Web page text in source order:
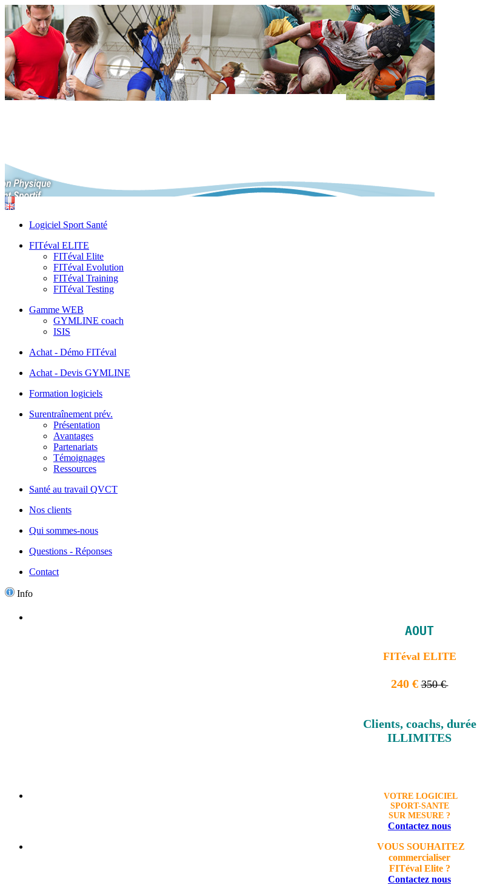
Logiciel Sport Santé
FITéval ELITE
FITéval Elite
FITéval Evolution
FITéval Training
FITéval Testing
Gamme WEB
GYMLINE coach
ISIS
Achat - Démo FITéval
Achat - Devis GYMLINE
Formation logiciels
Surentraînement prév.
Présentation
Avantages
Partenariats
Témoignages
Ressources
Santé au travail QVCT
Nos clients
Qui sommes-nous
Questions - Réponses
Contact
Info
AOUT
FITéval ELITE
240 €350 €
Clients, coachs, durée
ILLIMITES
VOTRE LOGICIEL
SPORT-SANTE
SUR MESURE ?
Contactez nous
VOUS SOUHAITEZ
commercialiser
FITéval Elite ?
Contactez nous